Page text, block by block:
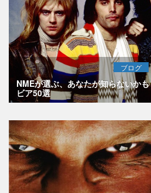
ブログ
NMEが選ぶ、あなたが知らないか
ビア50選